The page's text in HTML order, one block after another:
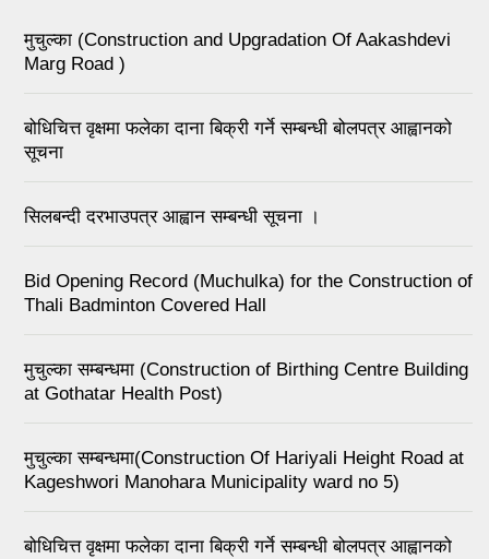
मुचुल्का (Construction and Upgradation Of Aakashdevi
Marg Road )
बोधिचित्त वृक्षमा फलेका दाना बिक्री गर्ने सम्बन्धी बोलपत्र आह्वानको
सूचना
सिलबन्दी दरभाउपत्र आह्वान सम्बन्धी सूचना ।
Bid Opening Record (Muchulka) for the Construction of
Thali Badminton Covered Hall
मुचुल्का सम्बन्धमा (Construction of Birthing Centre Building
at Gothatar Health Post)
मुचुल्का सम्बन्धमा(Construction Of Hariyali Height Road at
Kageshwori Manohara Municipality ward no 5)
बोधिचित्त वृक्षमा फलेका दाना बिक्री गर्ने सम्बन्धी बोलपत्र आह्वानको